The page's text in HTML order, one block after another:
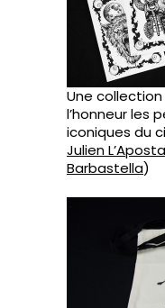
Une
l’honneur les
iconiques du
Julien
Barbastella)